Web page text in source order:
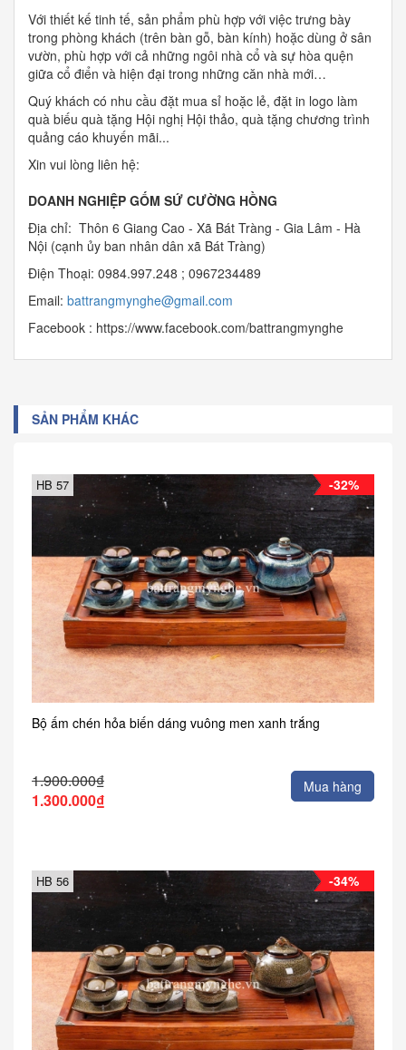
Với thiết kế tinh tế, sản phẩm phù hợp với việc trưng bày
trong phòng khách (trên bàn gỗ, bàn kính) hoặc dùng ở sân
vườn, phù hợp với cả những ngôi nhà cổ và sự hòa quện
giữa cổ điển và hiện đại trong những căn nhà mới…
Quý khách có nhu cầu đặt mua sỉ hoặc lẻ, đặt in logo làm
quà biếu quà tặng Hội nghị Hội thảo, quà tặng chương trình
quảng cáo khuyến mãi...
Xin vui lòng liên hệ:
DOANH NGHIỆP GỐM SỨ CƯỜNG HỒNG
Địa chỉ: Thôn 6 Giang Cao - Xã Bát Tràng - Gia Lâm - Hà
Nội (cạnh ủy ban nhân dân xã Bát Tràng)
Điện Thoại: 0984.997.248 ; 0967234489
Email: battrangmynghe@gmail.com
Facebook : https://www.facebook.com/battrangmynghe
SẢN PHẨM KHÁC
-32%
HB 57
Bộ ấm chén hỏa biến dáng vuông men xanh trắng
1.900.000₫
1.300.000₫
Mua hàng
-34%
HB 56